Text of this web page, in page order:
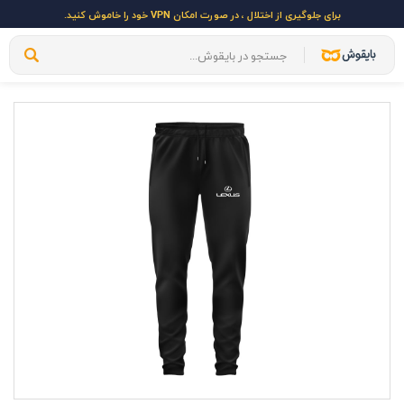
برای جلوگیری از اختلال ، در صورت امکان VPN خود را خاموش کنید.